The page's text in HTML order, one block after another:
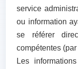
service
ou information
se référer
compétentes
Les